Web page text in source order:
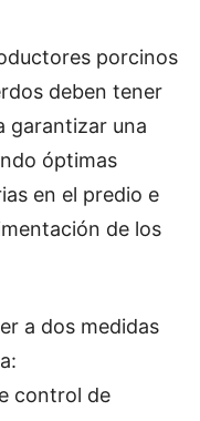
porcinos
deben tener
garantizar una
óptimas
en el predio e
de los
a dos medidas
control de